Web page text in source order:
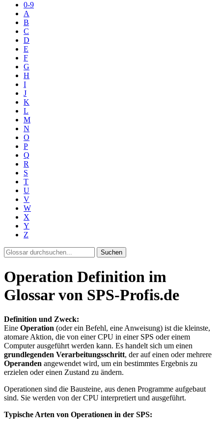
0-9
A
B
C
D
E
F
G
H
I
J
K
L
M
N
O
P
Q
R
S
T
U
V
W
X
Y
Z
Suchen
Operation Definition im
Glossar von SPS-Profis.de
Definition und Zweck:
Eine Operation (oder ein Befehl, eine Anweisung) ist die kleinste,
atomare Aktion, die von einer CPU in einer SPS oder einem
Computer ausgeführt werden kann. Es handelt sich um einen
grundlegenden Verarbeitungsschritt, der auf einen oder mehrere
Operanden angewendet wird, um ein bestimmtes Ergebnis zu
erzielen oder einen Zustand zu ändern.
Operationen sind die Bausteine, aus denen Programme aufgebaut
sind. Sie werden von der CPU interpretiert und ausgeführt.
Typische Arten von Operationen in der SPS: